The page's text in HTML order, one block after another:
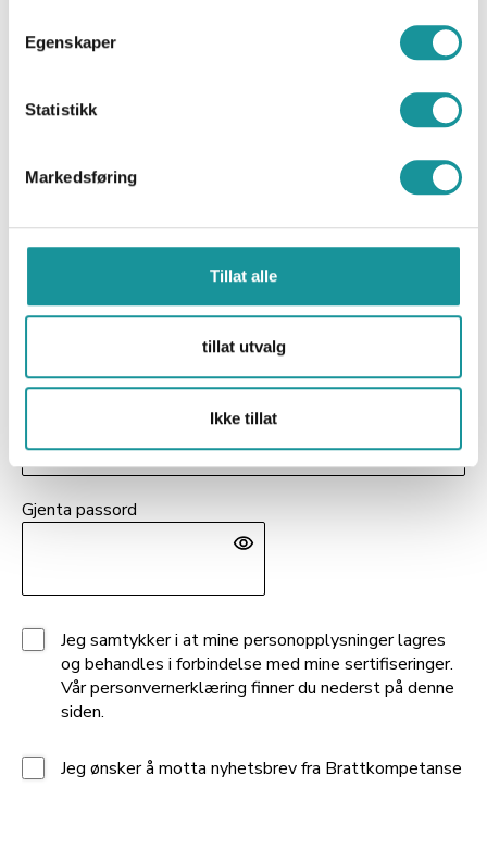
Egenskaper
Statistikk
Markedsføring
Tillat alle
tillat utvalg
Ikke tillat
Passord (minst 8 tegn og både store og små bokstaver)
Gjenta passord
Jeg samtykker i at mine personopplysninger lagres
og behandles i forbindelse med mine sertifiseringer.
Vår personvernerklæring finner du nederst på denne
siden.
Jeg ønsker å motta nyhetsbrev fra Brattkompetanse